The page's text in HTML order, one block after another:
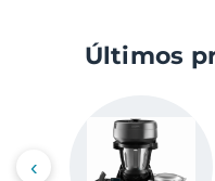
Últimos
‹